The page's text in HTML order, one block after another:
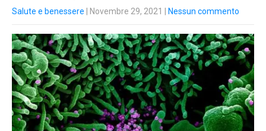
Salute e benessere | Novembre 29, 2021 Nessun commento